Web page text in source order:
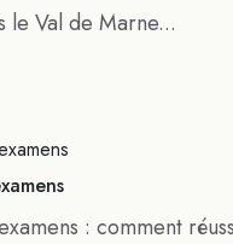
le Val de Marne...
: comment